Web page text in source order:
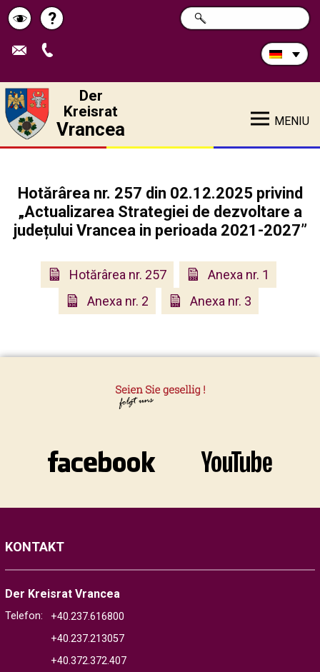
Schimbă
contrastul
Pagina
de
?
Durchsuchen
Sie
SUCHE
Der
Kreisrat
Vrancea MENIU
Hotărârea nr. 257 din 02.12.2025 privind
„Actualizarea Strategiei de dezvoltare a
județului Vrancea in perioada 2021-2027”
Hotărârea nr. 257
Anexa nr. 1
Anexa nr. 2
Anexa nr. 3
KONTAKT
Der Kreisrat Vrancea
Telefon:
+40.237.616800
+40.237.213057
+40.372.372.407